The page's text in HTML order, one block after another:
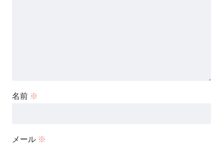
名前 ※
メール ※